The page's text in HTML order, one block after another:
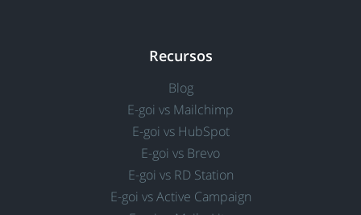
Recursos
Blog
E-goi vs Mailchimp
E-goi vs HubSpot
E-goi vs Brevo
E-goi vs RD Station
E-goi vs Active Campaign